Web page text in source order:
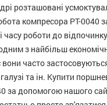
розташовані
компресора PT-0040
часу роботи до
з найбільш
часто
галузі та ін. Купити
за допомогою нашого